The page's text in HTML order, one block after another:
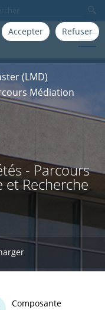
Accepter Refuser
(LMD)
Médiation
- Parcours
Recherche
Composante